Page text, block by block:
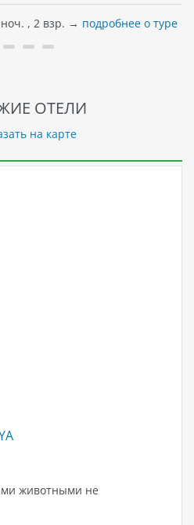
кафе, а также
в 450 м от отеля.
, 2 взр. → подробнее о туре
ОТЕЛИ
на карте
животными не